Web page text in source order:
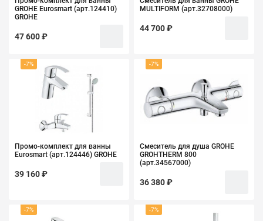
GROHE Eurosmart (арт.124410)
GROHE
47 600 ₽
MULTIFORM (арт.32708000)
44 700 ₽
-7%
Промо-комплект для ванны
Eurosmart (арт.124446) GROHE
39 160 ₽
-7%
Смеситель для душа GROHE
GROHTHERM 800
(арт.34567000)
36 380 ₽
-7% -7%